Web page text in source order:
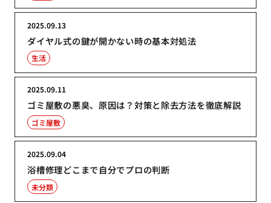
ダイヤル式の鍵が開かない時の基本対処法
2025.09.13
生活
ゴミ屋敷の悪臭、原因は？対策と除去方法を徹底解説
2025.09.11
ゴミ屋敷
浴槽修理どこまで自分でプロの判断
2025.09.04
未分類